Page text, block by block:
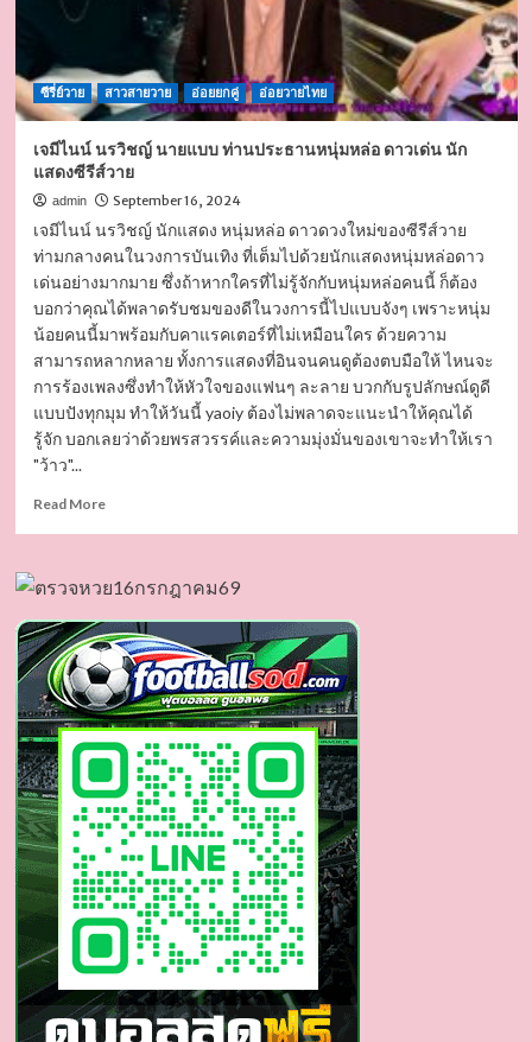
ซีรี่ย์วาย สาวสายวาย อ่อยยกคู่ อ่อยวายไทย
เจมีไนน์ นรวิชญ์ นายแบบ ท่านประธานหนุ่มหล่อ ดาวเด่น นัก
แสดงซีรีส์วาย
admin September 16, 2024
เจมีไนน์ นรวิชญ์ นักแสดง หนุ่มหล่อ ดาวดวงใหม่ของซีรีส์วาย
ท่ามกลางคนในวงการบันเทิง ที่เต็มไปด้วยนักแสดงหนุ่มหล่อดาว
เด่นอย่างมากมาย ซึ่งถ้าหากใครที่ไม่รู้จักกับหนุ่มหล่อคนนี้ ก็ต้อง
บอกว่าคุณได้พลาดรับชมของดีในวงการนี้ไปแบบจังๆ เพราะหนุ่ม
น้อยคนนี้มาพร้อมกับคาแรคเตอร์ที่ไม่เหมือนใคร ด้วยความ
สามารถหลากหลาย ทั้งการแสดงที่อินจนคนดูต้องตบมือให้ ไหนจะ
การร้องเพลงซึ่งทำให้หัวใจของแฟนๆ ละลาย บวกกับรูปลักษณ์ดูดี
แบบปังทุกมุม ทำให้วันนี้ yaoiy ต้องไม่พลาดจะแนะนำให้คุณได้
รู้จัก บอกเลยว่าด้วยพรสวรรค์และความมุ่งมั่นของเขาจะทำให้เรา
"ว้าว"...
Read MoreRead
มี
นร
วิชญ์
นาย
แบบ
ท่าน
ประธาน
หนุ่ม
หล่อ
ดาว
เด่น
นัก
แสดง
ซี
รีส์
วาย